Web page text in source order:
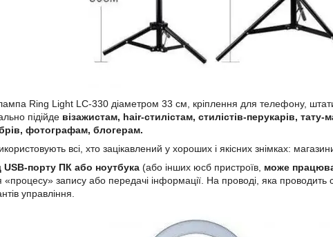
Ring Light LC-330 діаметром 33 см, кріплення для телефону,
підійде візажистам, hair-стилістам, стилістів-перукарів,
фотографам, блогерам.
всі, хто зацікавлений у хороших і якісних знімках:
порту ПК або ноутбука (або інших юсб пристроїв, може
«процесу» запису або передачі інформації. На проводі, яка
управління.